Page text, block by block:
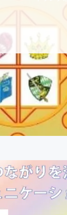
ビジネス・起業
まちづくり・地域活